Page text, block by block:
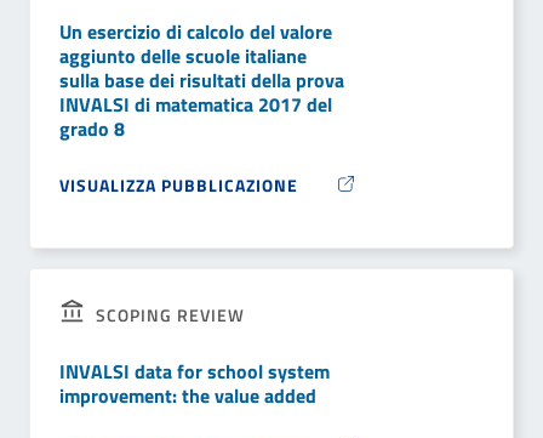
Un esercizio di calcolo del valore
aggiunto delle scuole italiane
sulla base dei risultati della prova
INVALSI di matematica 2017 del
grado 8
VISUALIZZA PUBBLICAZIONE
SCOPING REVIEW
INVALSI data for school system
improvement: the value added